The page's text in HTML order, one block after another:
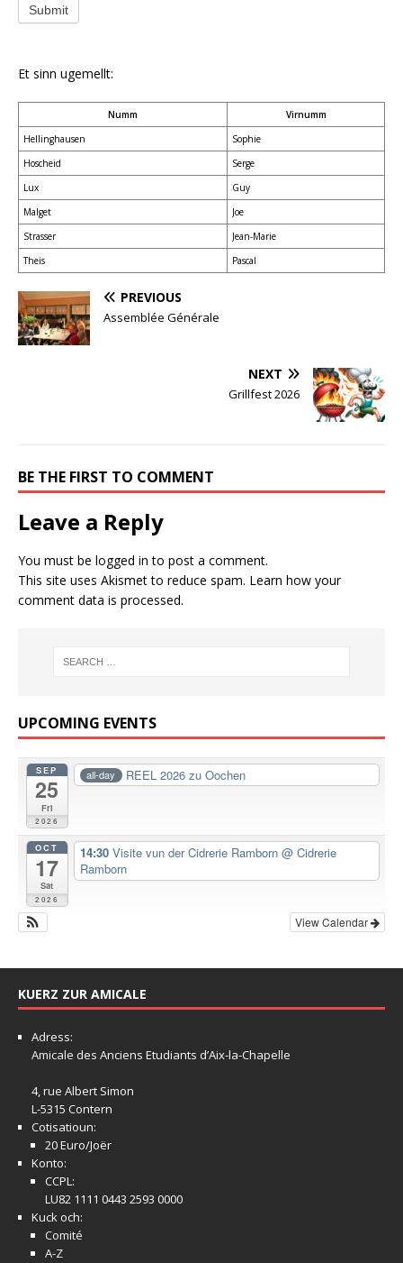
Submit
Et sinn ugemellt:
Numm
Virnumm
Hellinghausen
Sophie
Hoscheid
Serge
Lux
Guy
Malget
Joe
Strasser
Jean-Marie
Theis
Pascal
PREVIOUS
Assemblée Générale
NEXT
Grillfest 2026
BE THE FIRST TO COMMENT
Leave a Reply
You must be logged in to post a comment.
This site uses Akismet to reduce spam. Learn how your
comment data is processed.
UPCOMING EVENTS
SEP
25
Fri
2026
all-day REEL 2026 zu Oochen
OCT
17
Sat
2026
14:30 Visite vun der Cidrerie Ramborn @ Cidrerie
Ramborn
View Calendar
KUERZ ZUR AMICALE
Adress:
Amicale des Anciens Etudiants d’Aix-la-Chapelle
4, rue Albert Simon
L-5315 Contern
Cotisatioun:
20 Euro/Joër
Konto:
CCPL:
LU82 1111 0443 2593 0000
Kuck och:
Comité
A-Z